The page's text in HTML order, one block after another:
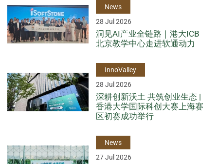
News
28 Jul 2026
洞见AI产业全链路｜港大ICB
北京教学中心走进软通动力
InnoValley
28 Jul 2026
深耕创新沃土 共筑创业生态 |
香港大学国际科创大赛上海赛
区初赛成功举行
News
27 Jul 2026